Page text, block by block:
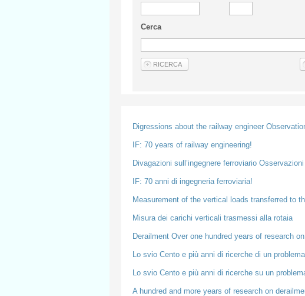
Cerca
Digressions about the railway engineer
IF: 70 years of railway engineering!
Divagazioni sull’ingegnere ferroviario
IF: 70 anni di ingegneria ferroviaria!
Measurement of the vertical loads transferred to
Misura dei carichi verticali trasmessi alla rotaia
Derailment Over one hundred years of research
Lo svio Cento e più anni di ricerche di un
Lo svio Cento e più anni di ricerche su un
A hundred and more years of research on